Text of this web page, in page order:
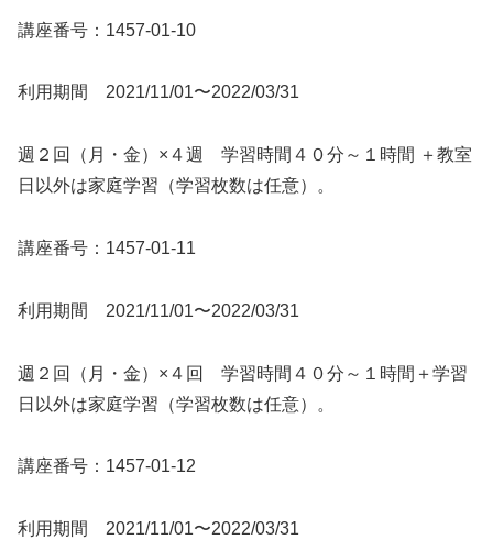
講座番号：1457-01-10
利用期間 2021/11/01〜2022/03/31
週２回（月・金）×４週 学習時間４０分～１時間 ＋教室
日以外は家庭学習（学習枚数は任意）。
講座番号：1457-01-11
利用期間 2021/11/01〜2022/03/31
週２回（月・金）×４回 学習時間４０分～１時間＋学習
日以外は家庭学習（学習枚数は任意）。
講座番号：1457-01-12
利用期間 2021/11/01〜2022/03/31